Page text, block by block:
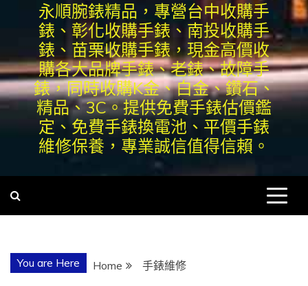
永順腕錶精品，專營台中收購手
錶、彰化收購手錶、南投收購手
錶、苗栗收購手錶，現金高價收
購各大品牌手錶、老錶、故障手
錶，同時收購K金、白金、鑽石、
精品、3C。提供免費手錶估價鑑
定、免費手錶換電池、平價手錶
維修保養，專業誠信值得信賴。
You are Here Home 手錶維修